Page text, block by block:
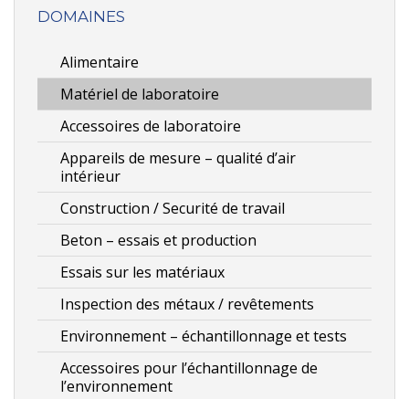
DOMAINES
Alimentaire
Matériel de laboratoire
Accessoires de laboratoire
Appareils de mesure – qualité d’air
intérieur
Construction / Securité de travail
Beton – essais et production
Essais sur les matériaux
Inspection des métaux / revêtements
Environnement – échantillonnage et tests
Accessoires pour l’échantillonnage de
l’environnement